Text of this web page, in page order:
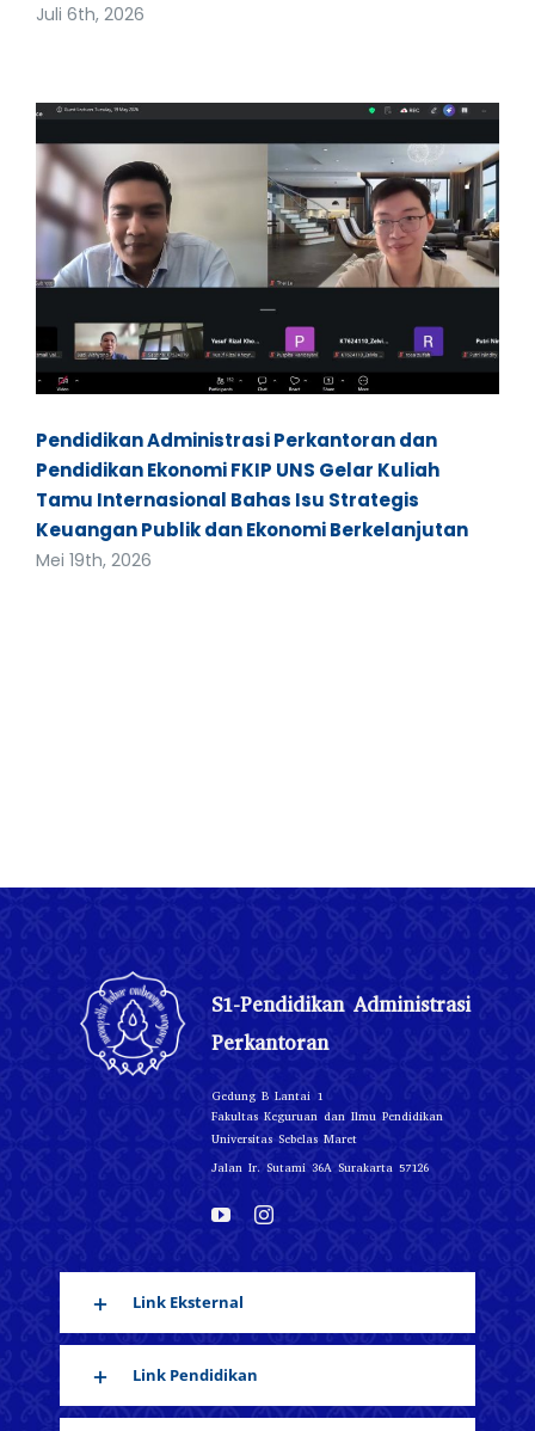
Juli 6th, 2026
Pendidikan Administrasi Perkantoran dan
Pendidikan Ekonomi FKIP UNS Gelar Kuliah
Tamu Internasional Bahas Isu Strategis
Keuangan Publik dan Ekonomi Berkelanjutan
Mei 19th, 2026
S1-Pendidikan Administrasi
Perkantoran
Gedung B Lantai 1
Fakultas Keguruan dan Ilmu Pendidikan
Universitas Sebelas Maret
Jalan Ir. Sutami 36A Surakarta 57126
Link Eksternal
Link Pendidikan